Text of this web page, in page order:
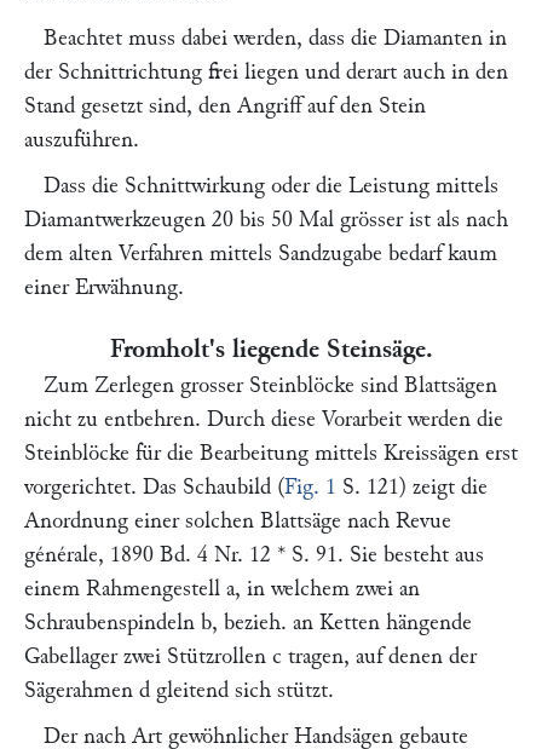
Beachtet muss dabei werden, dass die Diamanten in
der Schnittrichtung frei liegen und derart auch in den
Stand gesetzt sind, den Angriff auf den Stein
auszuführen.
Dass die Schnittwirkung oder die Leistung mittels
Diamantwerkzeugen 20 bis 50 Mal grösser ist als nach
dem alten Verfahren mittels Sandzugabe bedarf kaum
einer Erwähnung.
Fromholt's liegende Steinsäge.
Zum Zerlegen grosser Steinblöcke sind Blattsägen
nicht zu entbehren. Durch diese Vorarbeit werden die
Steinblöcke für die Bearbeitung mittels Kreissägen erst
vorgerichtet. Das Schaubild (Fig. 1 S. 121) zeigt die
Anordnung einer solchen Blattsäge nach Revue
générale, 1890 Bd. 4 Nr. 12 * S. 91. Sie besteht aus
einem Rahmengestell a, in welchem zwei an
Schraubenspindeln b, bezieh. an Ketten hängende
Gabellager zwei Stützrollen c tragen, auf denen der
Sägerahmen d gleitend sich stützt.
Der nach Art gewöhnlicher Handsägen gebaute